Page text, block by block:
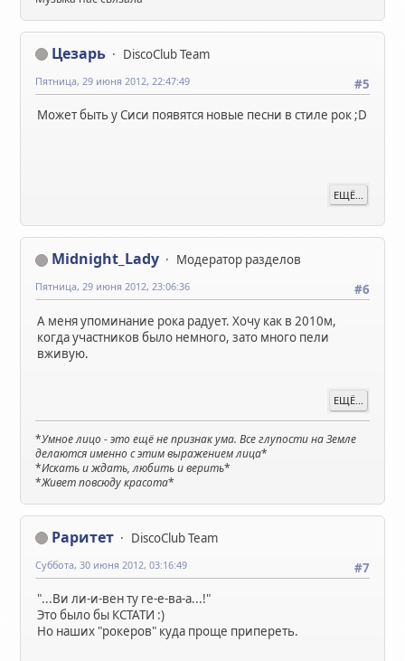
Цезарь
DiscoClub Team
#5
Пятница, 29 июня 2012, 22:47:49
Может быть у Сиси появятся новые песни в стиле рок ;D
ЕЩЁ...
Midnight_Lady
Модератор разделов
#6
Пятница, 29 июня 2012, 23:06:36
А меня упоминание рока радует. Хочу как в 2010м,
когда участников было немного, зато много пели
вживую.
ЕЩЁ...
*Умное лицо - это ещё не признак ума. Все глупости на Земле
делаются именно с этим выражением лица*
*Искать и ждать, любить и верить*
*Живет повсюду красота*
Раритет
DiscoClub Team
#7
Суббота, 30 июня 2012, 03:16:49
"...Ви ли-и-вен ту ге-е-ва-а...!"
Это было бы КСТАТИ :)
Но наших "рокеров" куда проще припереть.